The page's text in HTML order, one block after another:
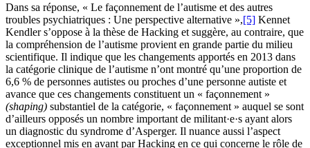
Dans sa réponse, « Le façonnement de l’autisme et des autres
troubles psychiatriques : Une perspective alternative »,[5] Kennet
Kendler s’oppose à la thèse de Hacking et suggère, au contraire, que
la compréhension de l’autisme provient en grande partie du milieu
scientifique. Il indique que les changements apportés en 2013 dans
la catégorie clinique de l’autisme n’ont montré qu’une proportion de
6,6 % de personnes autistes ou proches d’une personne autiste et
avance que ces changements constituent un « façonnement »
(shaping) substantiel de la catégorie, « façonnement » auquel se sont
d’ailleurs opposés un nombre important de militant·e·s ayant alors
un diagnostic du syndrome d’Asperger. Il nuance aussi l’aspect
exceptionnel mis en avant par Hacking en ce qui concerne le rôle de